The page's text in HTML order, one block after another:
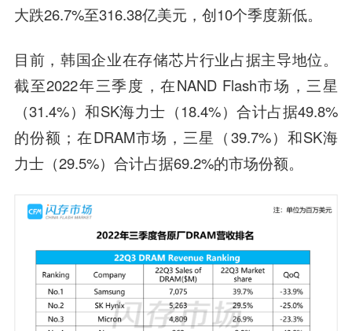
大跌26.7%至316.38亿美元，创10个季度新低。
目前，韩国企业在存储芯片行业占据主导地位。
截至2022年三季度，在NAND Flash市场，三星
（31.4%）和SK海力士（18.4%）合计占据49.8%
的份额；在DRAM市场，三星（39.7%）和SK海
力士（29.5%）合计占据69.2%的市场份额。